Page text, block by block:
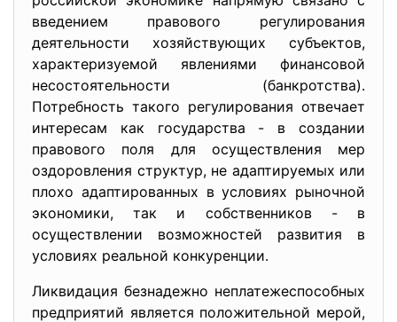
введением правового регулирования
деятельности хозяйствующих субъектов,
характеризуемой явлениями финансовой
несостоятельности (банкротства).
Потребность такого регулирования отвечает
интересам как государства - в создании
правового поля для осуществления мер
оздоровления структур, не адаптируемых или
плохо адаптированных в условиях рыночной
экономики, так и собственников - в
осуществлении возможностей развития в
условиях реальной конкуренции.
Ликвидация безнадежно неплатежеспособных
предприятий является положительной мерой,